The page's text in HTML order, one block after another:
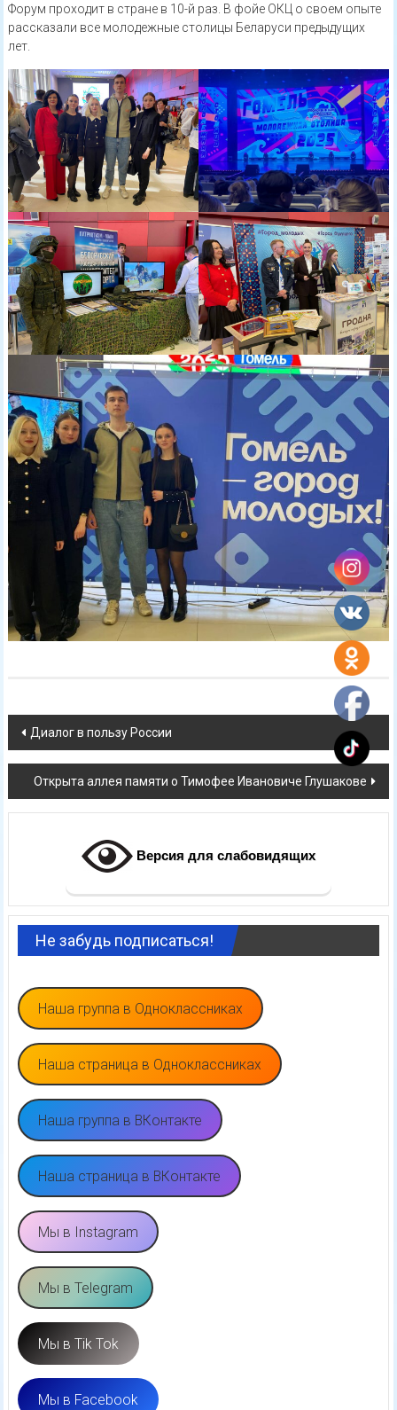
Форум проходит в стране в 10-й раз. В фойе ОКЦ о своем опыте
рассказали все молодежные столицы Беларуси предыдущих
лет.
Навигация
по
записям
Диалог в пользу России
Открыта аллея памяти о Тимофее Ивановиче Глушакове
Версия для слабовидящих
Не забудь подписаться!
Наша группа в Одноклассниках
Наша страница в Одноклассниках
Наша группа в ВКонтакте
Наша страница в ВКонтакте
Мы в Instagram
Мы в Telegram
Мы в Tik Tok
Мы в Facebook